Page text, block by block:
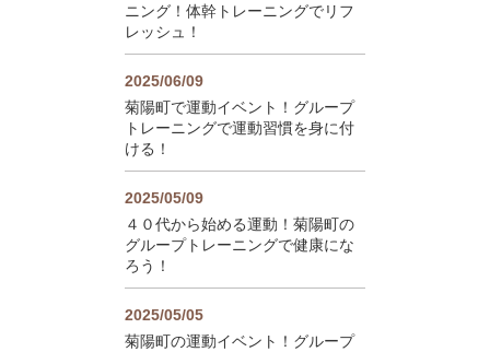
ニング！体幹トレーニングでリフ
レッシュ！
2025/06/09
菊陽町で運動イベント！グループ
トレーニングで運動習慣を身に付
ける！
2025/05/09
４０代から始める運動！菊陽町の
グループトレーニングで健康にな
ろう！
2025/05/05
菊陽町の運動イベント！グループ